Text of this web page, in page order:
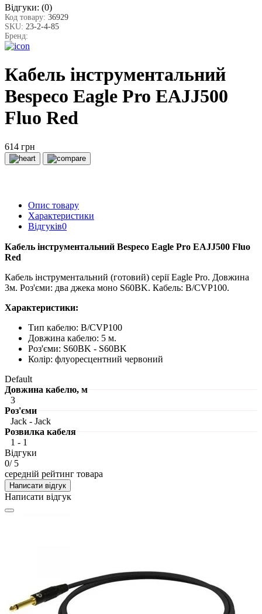
Відгуки: (0)
Код товару: 36929
SKU: 23-2-4-85
Бренд:
Кабель інструментальний
Bespeco Eagle Pro EAJJ500
Fluo Red
614 грн
Опис товару
Характеристики
Відгуків0
Кабель інструментальний Bespeco Eagle Pro EAJJ500 Fluo
Red
Кабель інструментальний (готовий) серії Eagle Pro. Довжина
3м. Роз'єми: два джека моно S60BK. Кабель: B/CVP100.
Характеристики:
Тип кабелю: B/CVP100
Довжина кабелю: 5 м.
Роз'єми: S60BK - S60BK
Колір: флуоресцентний червоний
Default
Довжина кабелю, м
3
Роз'єми
Jack - Jack
Розвилка кабеля
1 - 1
Відгуки
0/ 5
середній рейтинг товара
Написати відгук
Написати відгук